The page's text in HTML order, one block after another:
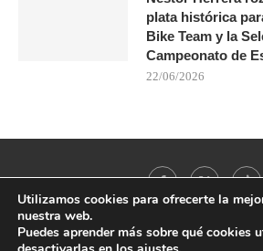
plata histórica
Bike Team y la
Campeonato de
22/06/2026
Utilizamos cookies para ofrecerte la
nuestra web.
Puedes aprender más sobre qué cookies